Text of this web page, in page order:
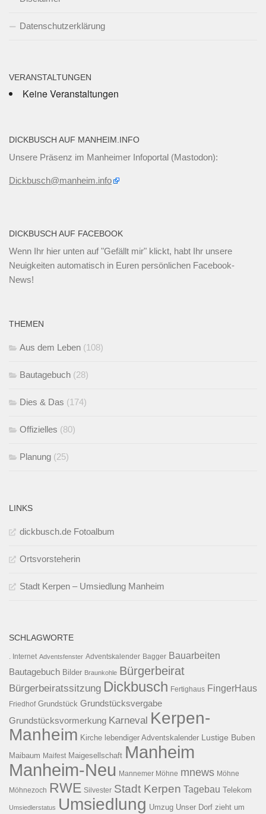
Datenschutzerklärung
VERANSTALTUNGEN
Keine Veranstaltungen
DICKBUSCH AUF MANHEIM.INFO
Unsere Präsenz im Manheimer Infoportal (Mastodon):
Dickbusch@manheim.info
DICKBUSCH AUF FACEBOOK
Wenn Ihr hier unten auf "Gefällt mir" klickt, habt Ihr unsere
Neuigkeiten automatisch in Euren persönlichen Facebook-
News!
THEMEN
Aus dem Leben (108)
Bautagebuch (28)
Dies & Das (174)
Offizielles (80)
Planung (25)
LINKS
dickbusch.de Fotoalbum
Ortsvorsteherin
Stadt Kerpen – Umsiedlung Manheim
SCHLAGWORTE
. Internet Adventsfenster Adventskalender Bagger Bauarbeiten
Bautagebuch Bilder Braunkohle Bürgerbeirat
Bürgerbeiratssitzung Dickbusch Fertighaus FingerHaus
Friedhof Grundstück Grundstücksvergabe
Grundstücksvormerkung Karneval Kerpen-
Manheim Kirche lebendiger Adventskalender Lustige Buben
Maibaum Maifest Maigesellschaft Manheim
Manheim-Neu Mannemer Möhne mnews Möhne
Möhnezoch RWE Silvester Stadt Kerpen Tagebau Telekom
Umsiedlerstatus Umsiedlung Umzug Unser Dorf zieht um